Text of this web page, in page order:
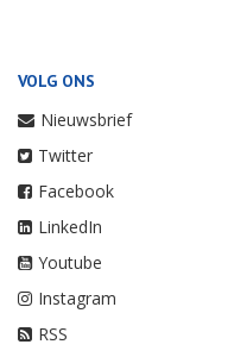
VOLG ONS
Nieuwsbrief
Twitter
Facebook
LinkedIn
Youtube
Instagram
RSS